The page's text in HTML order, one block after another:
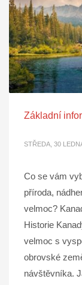
Základní
STŘEDA, 30
Co se vám
příroda,
velmoc?
Historie
velmoc s
obrovské
návštěvníka.